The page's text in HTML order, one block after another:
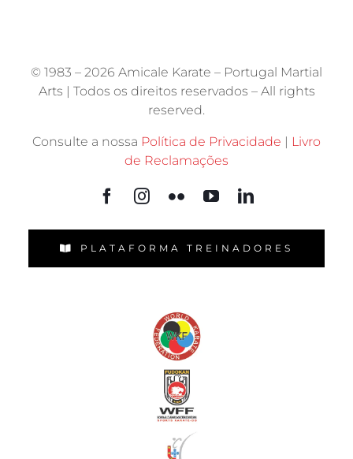
© 1983 – 2026 Amicale Karate – Portugal Martial
Arts | Todos os direitos reservados – All rights
reserved.
Consulte a nossa Política de Privacidade | Livro
de Reclamações
PLATAFORMA TREINADORES